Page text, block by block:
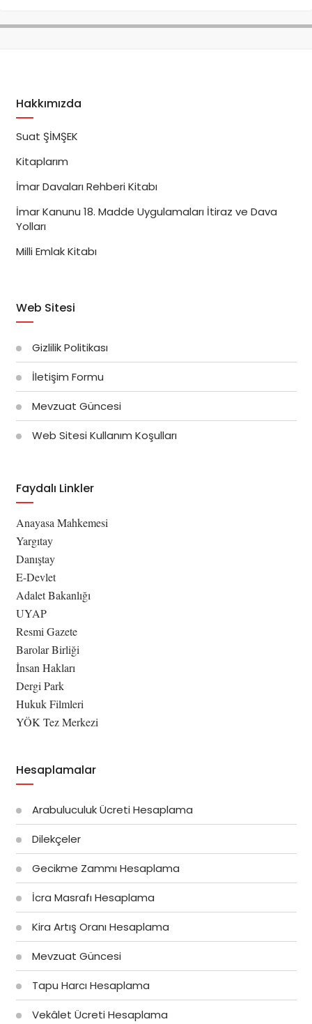
Hakkımızda
Suat ŞİMŞEK
Kitaplarım
İmar Davaları Rehberi Kitabı
İmar Kanunu 18. Madde Uygulamaları İtiraz ve Dava
Yolları
Milli Emlak Kitabı
Web Sitesi
Gizlilik Politikası
İletişim Formu
Mevzuat Güncesi
Web Sitesi Kullanım Koşulları
Faydalı Linkler
Anayasa Mahkemesi
Yargıtay
Danıştay
E-Devlet
Adalet Bakanlığı
UYAP
Resmi Gazete
Barolar Birliği
İnsan Hakları
Dergi Park
Hukuk Filmleri
YÖK Tez Merkezi
Hesaplamalar
Arabuluculuk Ücreti Hesaplama
Dilekçeler
Gecikme Zammı Hesaplama
İcra Masrafı Hesaplama
Kira Artış Oranı Hesaplama
Mevzuat Güncesi
Tapu Harcı Hesaplama
Vekâlet Ücreti Hesaplama